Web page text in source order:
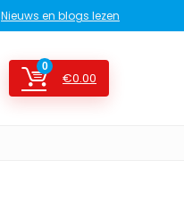
Nieuws en blogs lezen
0
€0.00